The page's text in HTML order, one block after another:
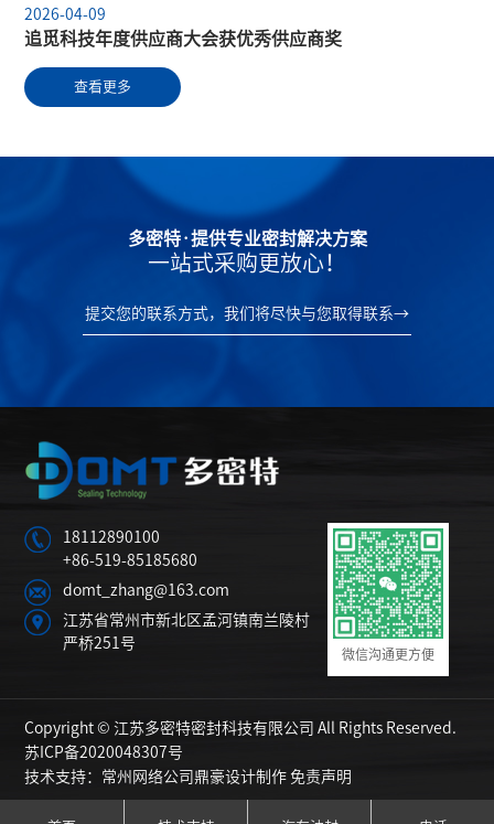
2026-04-09
追觅科技年度供应商大会获优秀供应商奖
查看更多
多密特·提供专业密封解决方案
一站式采购更放心！
提交您的联系方式，我们将尽快与您取得联系→
18112890100
+86-519-85185680
domt_zhang@163.com
江苏省常州市新北区孟河镇南兰陵村
严桥251号
微信沟通更方便
Copyright © 江苏多密特密封科技有限公司 All Rights Reserved.
苏ICP备2020048307号
技术支持： 常州网络公司鼎豪设计制作 免责声明